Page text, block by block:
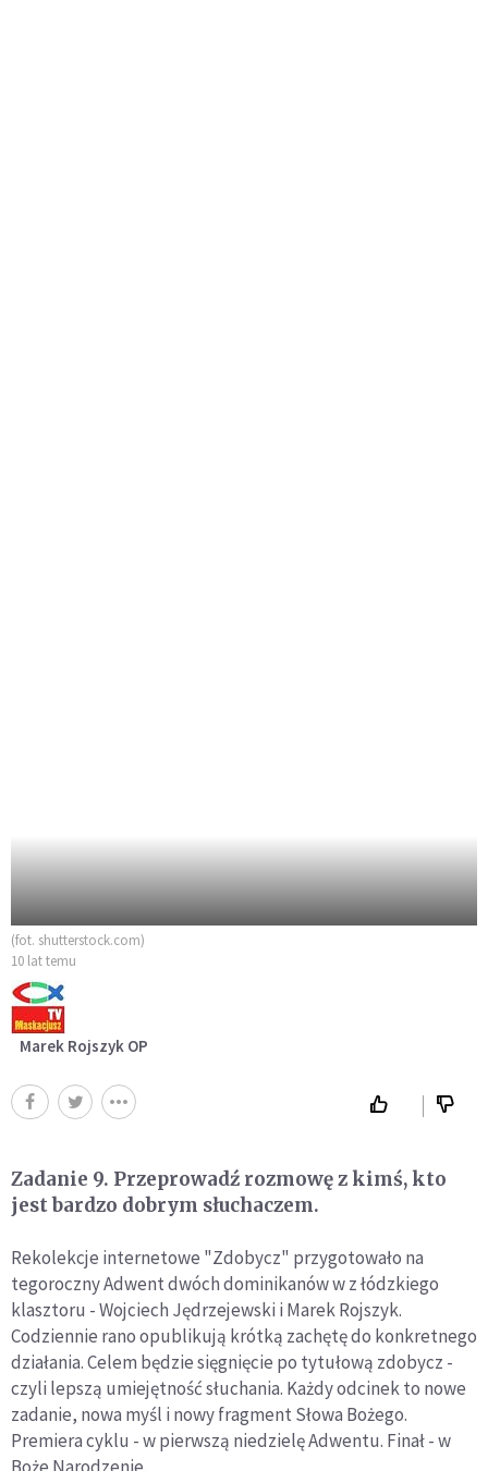
(fot. shutterstock.com)
10 lat temu
Marek Rojszyk OP
Zadanie 9. Przeprowadź rozmowę z kimś, kto
jest bardzo dobrym słuchaczem.
Rekolekcje internetowe "Zdobycz" przygotowało na
tegoroczny Adwent dwóch dominikanów w z łódzkiego
klasztoru - Wojciech Jędrzejewski i Marek Rojszyk.
Codziennie rano opublikują krótką zachętę do konkretnego
działania. Celem będzie sięgnięcie po tytułową zdobycz -
czyli lepszą umiejętność słuchania. Każdy odcinek to nowe
zadanie, nowa myśl i nowy fragment Słowa Bożego.
Premiera cyklu - w pierwszą niedzielę Adwentu. Finał - w